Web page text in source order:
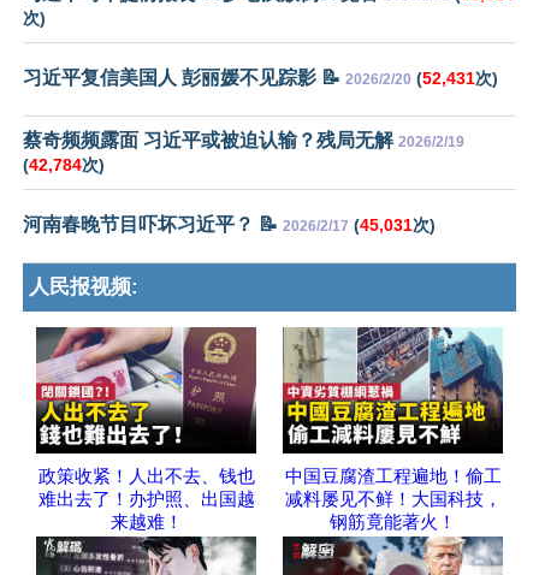
次)
习近平复信美国人 彭丽媛不见踪影 📝 2026/2/20 (52,431次)
蔡奇频频露面 习近平或被迫认输？残局无解 2026/2/19
(42,784次)
河南春晚节目吓坏习近平？ 📝 2026/2/17 (45,031次)
人民报视频:
政策收紧！人出不去、钱也
难出去了！办护照、出国越
来越难！
中国豆腐渣工程遍地！偷工
减料屡见不鲜！大国科技，
钢筋竟能著火！